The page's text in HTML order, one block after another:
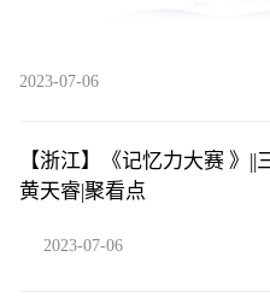
2023-07-06
【浙江】《记忆力大赛 》||
黄天睿​|聚看点
2023-07-06